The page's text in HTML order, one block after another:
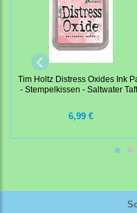
Tim Holtz Distress Oxides Ink
- Stempelkissen - Saltwater
6,99 €